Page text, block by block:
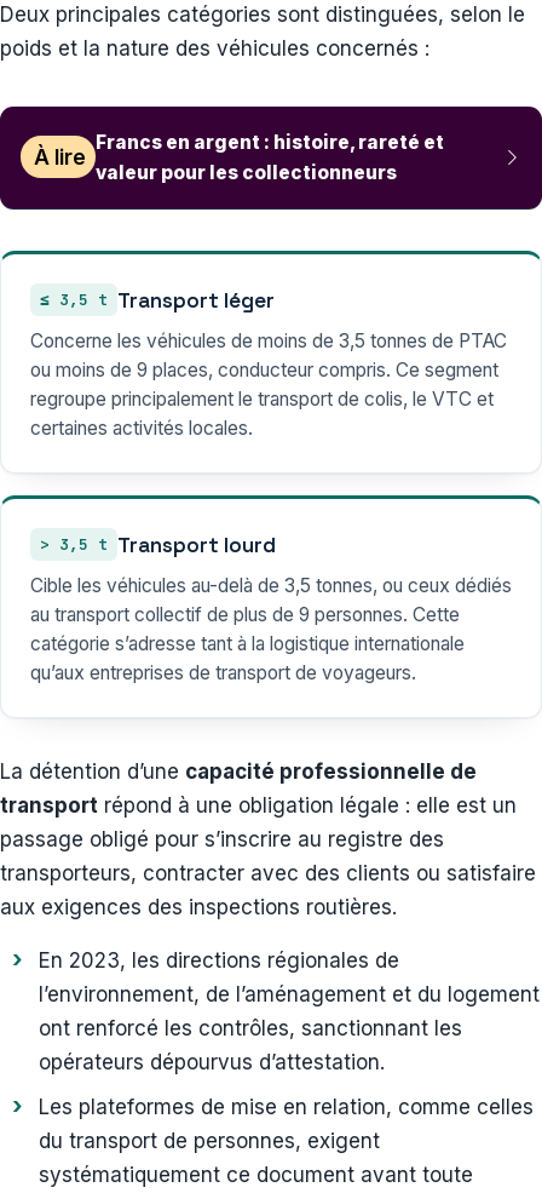
Deux principales catégories sont distinguées, selon le
poids et la nature des véhicules concernés :
À lire
Francs en argent : histoire, rareté et
valeur pour les collectionneurs
≤ 3,5 t Transport léger
Concerne les véhicules de moins de 3,5 tonnes de PTAC
ou moins de 9 places, conducteur compris. Ce segment
regroupe principalement le transport de colis, le VTC et
certaines activités locales.
> 3,5 t Transport lourd
Cible les véhicules au-delà de 3,5 tonnes, ou ceux dédiés
au transport collectif de plus de 9 personnes. Cette
catégorie s’adresse tant à la logistique internationale
qu’aux entreprises de transport de voyageurs.
La détention d’une capacité professionnelle de
transport répond à une obligation légale : elle est un
passage obligé pour s’inscrire au registre des
transporteurs, contracter avec des clients ou satisfaire
aux exigences des inspections routières.
En 2023, les directions régionales de
l’environnement, de l’aménagement et du logement
ont renforcé les contrôles, sanctionnant les
opérateurs dépourvus d’attestation.
Les plateformes de mise en relation, comme celles
du transport de personnes, exigent
systématiquement ce document avant toute